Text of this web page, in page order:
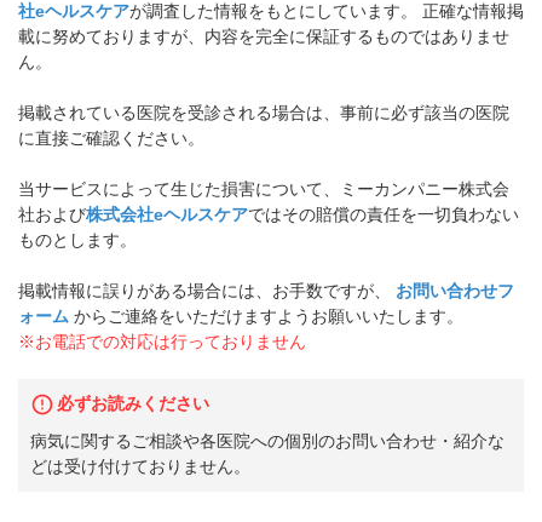
社eヘルスケアが調査した情報をもとにしています。 正確な情報掲
載に努めておりますが、内容を完全に保証するものではありませ
ん。
掲載されている医院を受診される場合は、事前に必ず該当の医院
に直接ご確認ください。
当サービスによって生じた損害について、ミーカンパニー株式会
社および株式会社eヘルスケアではその賠償の責任を一切負わない
ものとします。
掲載情報に誤りがある場合には、お手数ですが、
お問い合わせフ
ォーム からご連絡をいただけますようお願いいたします。
※お電話での対応は行っておりません
必ずお読みください
病気に関するご相談や各医院への個別のお問い合わせ・紹介な
どは受け付けておりません。